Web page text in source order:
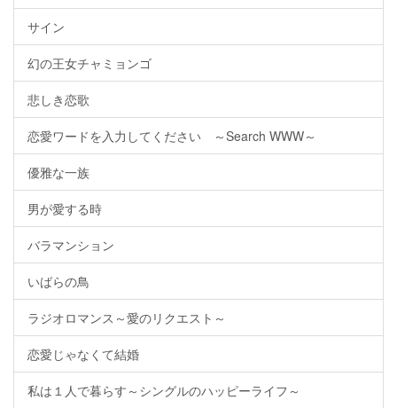
サイン
幻の王女チャミョンゴ
悲しき恋歌
恋愛ワードを入力してください ～Search WWW～
優雅な一族
男が愛する時
バラマンション
いばらの鳥
ラジオロマンス～愛のリクエスト～
恋愛じゃなくて結婚
私は１人で暮らす～シングルのハッピーライフ～